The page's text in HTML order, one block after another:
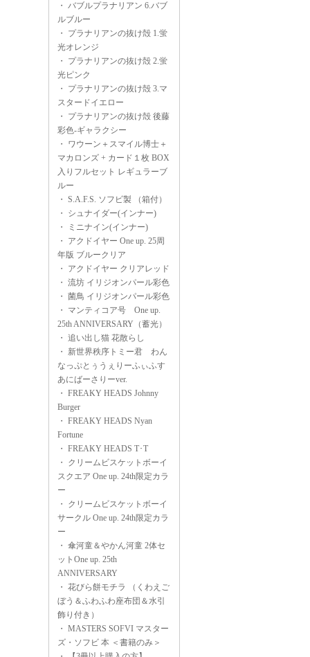
・ バブルプラナリアン 6.バブ
ルブルー
・ プラナリアンの抜け殻 1.蛍
光オレンジ
・ プラナリアンの抜け殻 2.蛍
光ピンク
・ プラナリアンの抜け殻 3.マ
スタードイエロー
・ プラナリアンの抜け殻 後藤
彩色-ギャラクシー
・ ワウーン＋スマイル博士＋
マカロンズ + カード１枚 BOX
入りフルセット レギュラーブ
ルー
・ S.A.F.S. ソフビ製 （箱付）
・ シュナイダー(インナー)
・
ミニナイン(インナー)
・ アクドイヤー One up. 25周
年版 ブルークリア
・ アクドイヤー クリアレッド
・ 流坊 イリジオンパール彩色
・ 菌鳥 イリジオンパール彩色
・ マンティコア号 One up.
25th ANNIVERSARY（蓄光）
・ 追い出し猫 花散らし
・ 新世界秩序トミー君 わん
なっぷとぅうぇりーふぃふす
あにばーさりーver.
・ FREAKY HEADS Johnny
Burger
・ FREAKY HEADS Nyan
Fortune
・ FREAKY HEADS T･T
・ クリームビスケットボーイ
スクエア One up. 24th限定カラ
ー
・ クリームビスケットボーイ
サークル One up. 24th限定カラ
ー
・ 傘河童＆やかん河童 2体セ
ットOne up. 25th
ANNIVERSARY
・ 花びら餅モチラ （くわえご
ぼう＆ふわふわ座布団＆水引
飾り付き）
・ MASTERS SOFVI マスター
ズ・ソフビ 本 ＜書籍のみ＞